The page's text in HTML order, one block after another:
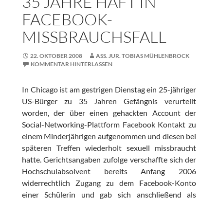
FACEBOOK-
MISSBRAUCHSFALL
22. OKTOBER 2008
ASS. JUR. TOBIAS MÜHLENBROCK
KOMMENTAR HINTERLASSEN
In Chicago ist am gestrigen Dienstag ein 25-jähriger
US-Bürger zu 35 Jahren Gefängnis verurteilt
worden, der über einen gehackten Account der
Social-Networking-Plattform Facebook Kontakt zu
einem Minderjährigen aufgenommen und diesen bei
späteren Treffen wiederholt sexuell missbraucht
hatte. Gerichtsangaben zufolge verschaffte sich der
Hochschulabsolvent bereits Anfang 2006
widerrechtlich Zugang zu dem Facebook-Konto
einer Schülerin und gab sich anschließend als